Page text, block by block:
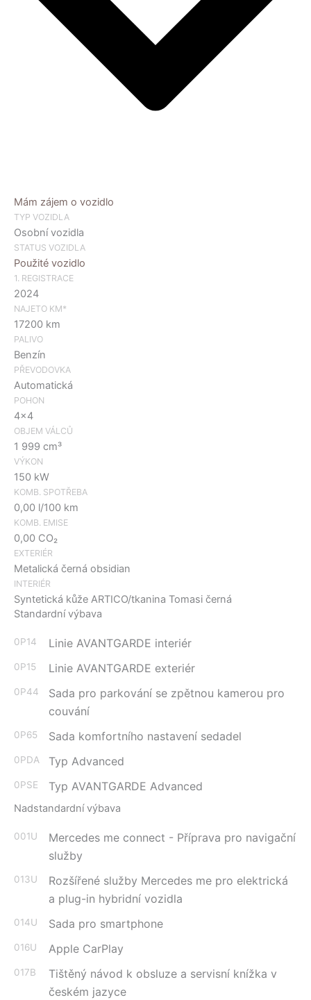
Mám zájem o vozidlo
TYP VOZIDLA
Osobní vozidla
STATUS VOZIDLA
Použité vozidlo
1. REGISTRACE
2024
NAJETO KM*
17200 km
PALIVO
Benzín
PŘEVODOVKA
Automatická
POHON
4×4
OBJEM VÁLCŮ
1 999 cm³
VÝKON
150 kW
KOMB. SPOTŘEBA
0,00 l/100 km
KOMB. EMISE
0,00 CO₂
EXTERIÉR
Metalická černá obsidian
INTERIÉR
Syntetická kůže ARTICO/tkanina Tomasi černá
Standardní výbava
0P14 Linie AVANTGARDE interiér
0P15 Linie AVANTGARDE exteriér
0P44
Sada pro parkování se zpětnou kamerou pro
couvání
0P65 Sada komfortního nastavení sedadel
0PDA Typ Advanced
0PSE Typ AVANTGARDE Advanced
Nadstandardní výbava
001U
Mercedes me connect - Příprava pro navigační
služby
013U
Rozšířené služby Mercedes me pro elektrická
a plug-in hybridní vozidla
014U Sada pro smartphone
016U Apple CarPlay
017B
Tištěný návod k obsluze a servisní knížka v
českém jazyce